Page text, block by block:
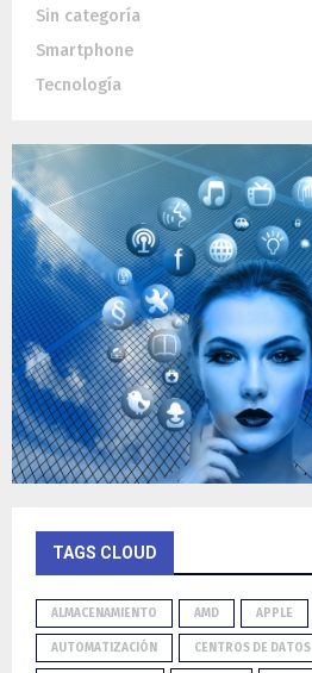
Sin categoría
Smartphone
Tecnología
TAGS CLOUD
ALMACENAMIENTO AMD APPLE
AUTOMATIZACIÓN CENTROS DE DATOS